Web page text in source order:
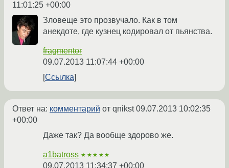
11:01:25 +00:00
Зловеще это прозвучало. Как в том
анекдоте, где кузнец кодировал от пьянства.
fragmentor
09.07.2013 11:07:44 +00:00
Ссылка
Ответ на: комментарий от qnikst09.07.2013 10:02:35
+00:00
Даже так? Да вообще здорово же.
a1batross ★★★★★
09.07.2013 11:34:37 +00:00